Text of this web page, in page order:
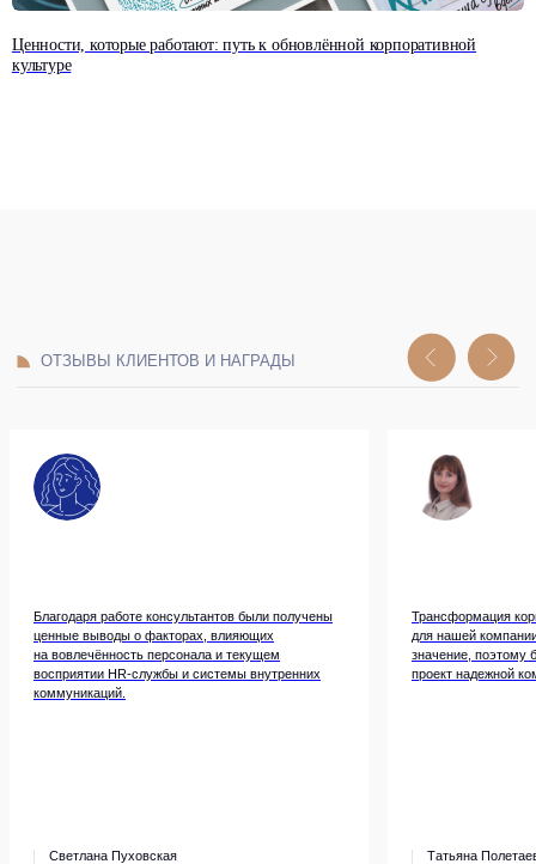
Благодаря работе консультантов были получены
ценные выводы о факторах, влияющих
на вовлечённость персонала и текущем
восприятии НR-службы и системы внутренних
коммуникаций.
Светлана Пуховская
Трансформация
для нашей
значение, поэтому
проект надежной
Татьяна